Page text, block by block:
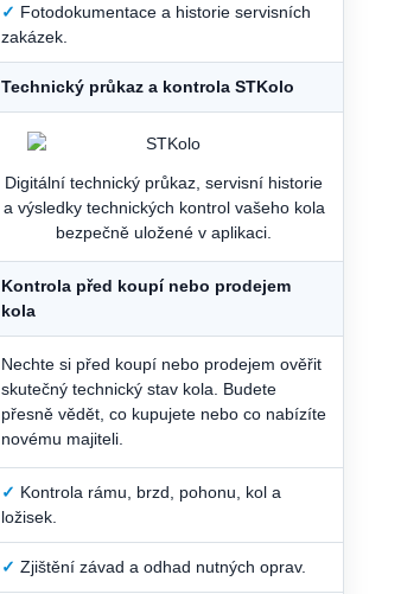
✓ Fotodokumentace a historie servisních
zakázek.
Technický průkaz a kontrola STKolo
Digitální technický průkaz, servisní historie
a výsledky technických kontrol vašeho kola
bezpečně uložené v aplikaci.
Kontrola před koupí nebo prodejem
kola
Nechte si před koupí nebo prodejem ověřit
skutečný technický stav kola. Budete
přesně vědět, co kupujete nebo co nabízíte
novému majiteli.
✓ Kontrola rámu, brzd, pohonu, kol a
ložisek.
✓ Zjištění závad a odhad nutných oprav.